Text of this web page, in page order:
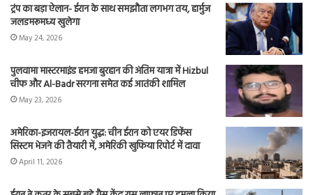
ट्रंप का बड़ा ऐलान- ईरान के साथ समझौता लगभग तय, हार्मुज
जलडमरूमध्य खुलेगा
May 24, 2026
पुलवामा मास्टरमाइंड हमजा बुरहान की अंतिम यात्रा में Hizbul
चीफ और Al-Badr सरगना समेत कई आतंकी शामिल
May 23, 2026
अमेरिका-इजरायल-ईरान युद्ध: चीन ईरान को एयर डिफेंस
सिस्टम भेजने की तैयारी में, अमेरिकी खुफिया रिपोर्ट में दावा
April 11, 2026